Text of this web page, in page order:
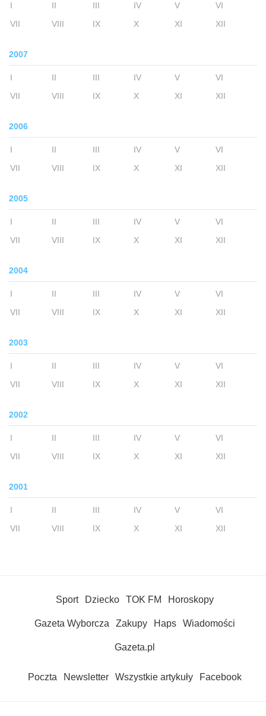
I II III IV V
VI
VII
VIII IX X XI XII
2007
I II III IV V
VI
VII
VIII IX X XI XII
2006
I II III IV V
VI
VII
VIII IX X XI XII
2005
I II III IV V
VI
VII
VIII IX X XI XII
2004
I II III IV V
VI
VII
VIII IX X XI XII
2003
I II III IV V
VI
VII
VIII IX X XI XII
2002
I II III IV V
VI
VII
VIII IX X XI XII
2001
I II III IV V
VI
VII
VIII IX X XI XII
Sport Dziecko TOK FM Horoskopy
Gazeta Wyborcza Zakupy Haps Wiadomości
Gazeta.pl
Poczta Newsletter Wszystkie artykuły Facebook